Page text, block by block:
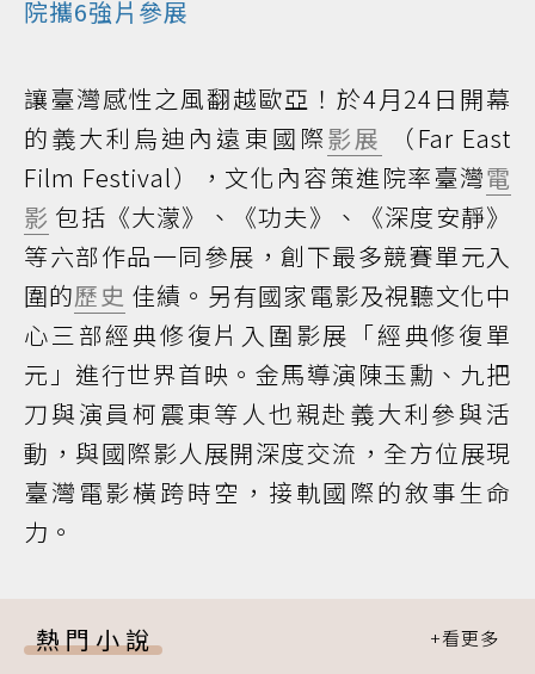
院攜6強片參展
讓臺灣感性之風翻越歐亞！於4月24日開幕
的義大利烏迪內遠東國際影展
（Far East
Film Festival），文化內容策進院率臺灣電
影 包括《大濛》、《功夫》、《深度安靜》
等六部作品一同參展，創下最多競賽單元入
圍的歷史 佳績。另有國家電影及視聽文化中
心三部經典修復片入圍影展「經典修復單
元」進行世界首映。金馬導演陳玉勳、九把
刀與演員柯震東等人也親赴義大利參與活
動，與國際影人展開深度交流，全方位展現
臺灣電影橫跨時空，接軌國際的敘事生命
力。
熱門小說